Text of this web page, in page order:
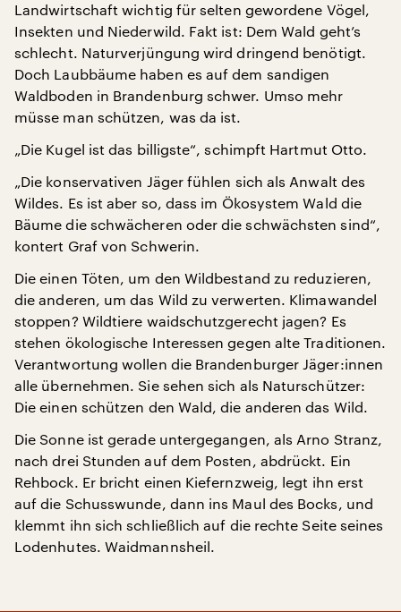
Landwirtschaft wichtig für selten gewordene Vögel,
Insekten und Niederwild. Fakt ist: Dem Wald geht’s
schlecht. Naturverjüngung wird dringend benötigt.
Doch Laubbäume haben es auf dem sandigen
Waldboden in Brandenburg schwer. Umso mehr
müsse man schützen, was da ist.
„Die Kugel ist das billigste“, schimpft Hartmut Otto.
„Die konservativen Jäger fühlen sich als Anwalt des
Wildes. Es ist aber so, dass im Ökosystem Wald die
Bäume die schwächeren oder die schwächsten sind“,
kontert Graf von Schwerin.
Die einen Töten, um den Wildbestand zu reduzieren,
die anderen, um das Wild zu verwerten. Klimawandel
stoppen? Wildtiere waidschutzgerecht jagen? Es
stehen ökologische Interessen gegen alte Traditionen.
Verantwortung wollen die Brandenburger Jäger:innen
alle übernehmen. Sie sehen sich als Naturschützer:
Die einen schützen den Wald, die anderen das Wild.
Die Sonne ist gerade untergegangen, als Arno Stranz,
nach drei Stunden auf dem Posten, abdrückt. Ein
Rehbock. Er bricht einen Kiefernzweig, legt ihn erst
auf die Schusswunde, dann ins Maul des Bocks, und
klemmt ihn sich schließlich auf die rechte Seite seines
Lodenhutes. Waidmannsheil.